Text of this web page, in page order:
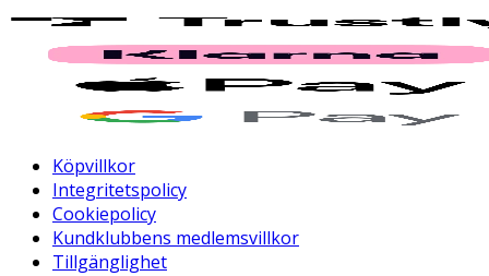
Köpvillkor
Integritetspolicy
Cookiepolicy
Kundklubbens medlemsvillkor
Tillgänglighet